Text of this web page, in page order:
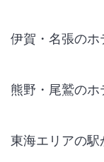
伊賀・名張のホ
熊野・尾鷲の
東海エリアの駅